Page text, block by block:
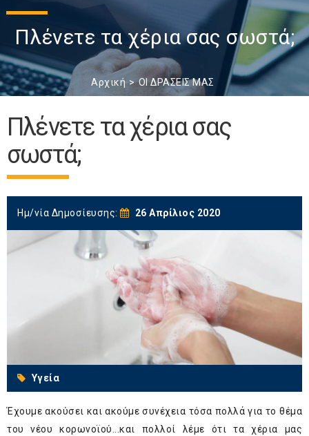
Πλένετε τα χέρια σας σωστά;
Αρχική ΟΙ ΔΡΑΣΕΙΣ ΜΑΣ
Πλένετε τα χέρια σας
σωστά;
Ημ/νία Δημοσίευσης: 26 Απρίλιος 2020
Υγεία
Έχουμε ακούσει και ακούμε συνέχεια τόσα πολλά για το θέμα
του νέου κορωνοϊού...και πολλοί λέμε ότι τα χέρια μας